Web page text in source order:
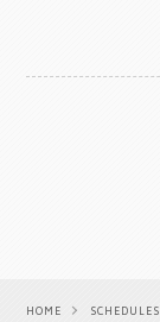
HOME SCHEDULES